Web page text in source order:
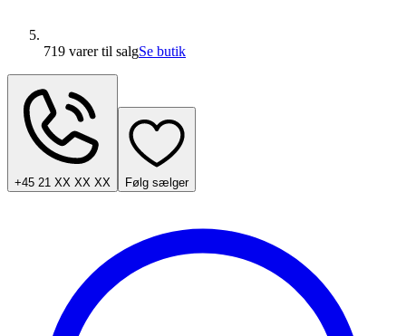
719 varertil salgSe butik
+45 21 XX XX XX Følg sælger